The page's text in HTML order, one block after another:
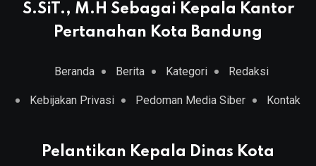
S.SiT., M.H Sebagai Kepala Kantor
Pertanahan Kota Bandung
Beranda Berita Kategori Redaksi
Kebijakan Privasi Pedoman Media Siber Kontak
Pelantikan Kepala Dinas Kota